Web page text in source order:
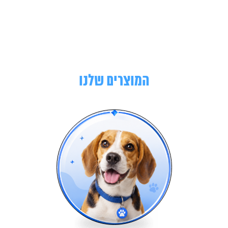
המוצרים שלנו